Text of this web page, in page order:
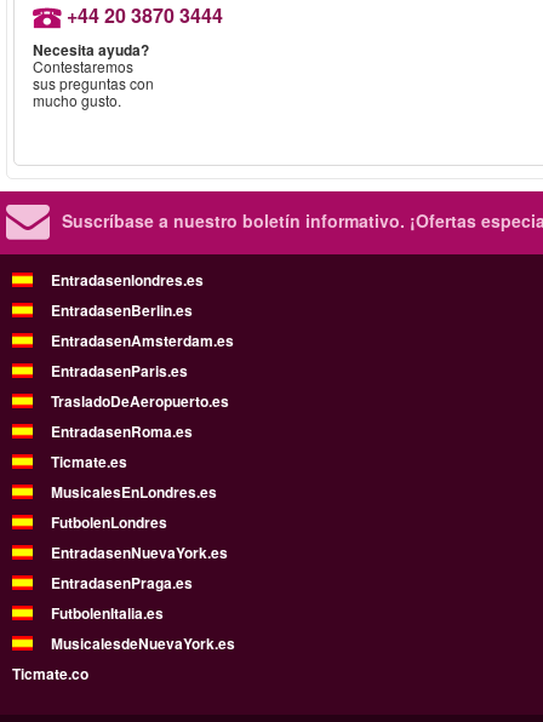
+44 20 3870 3444
Necesita ayuda?
Contestaremos
sus preguntas con
mucho gusto.
Suscríbase a nuestro boletín informativo. ¡Ofertas
Entradasenlondres.es
EntradasenBerlin.es
EntradasenAmsterdam.es
EntradasenParis.es
TrasladoDeAeropuerto.es
EntradasenRoma.es
Ticmate.es
MusicalesEnLondres.es
FutbolenLondres
EntradasenNuevaYork.es
EntradasenPraga.es
FutbolenItalia.es
MusicalesdeNuevaYork.es
Ticmate.co